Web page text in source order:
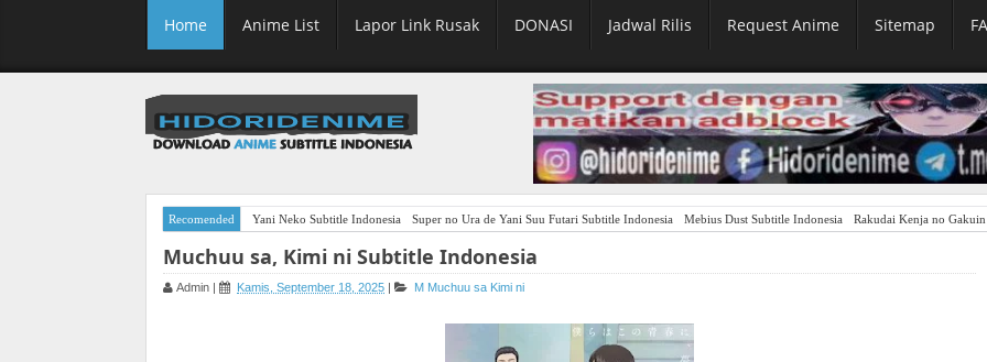
Home Anime List Lapor Link Rusak DONASI Jadwal Rilis Request Anime Sitemap
Recomended Yani Neko Subtitle Indonesia Super no Ura de Yani Suu Futari Subtitle Indonesia Mebius Dust Subtitle Indonesia Rakudai Kenja no Gakuin
Muchuu sa, Kimi ni Subtitle Indonesia
Admin | Kamis, September 18, 2025 | M Muchuu sa Kimi ni